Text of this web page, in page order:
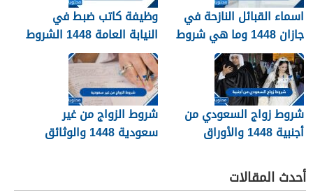
اسماء القبائل النازحة في
جازان 1448 وما هي شروط
تجنيسها
وظيفة كاتب ضبط في
النيابة العامة 1448 الشروط
وطريقة التقديم
شروط زواج السعودي من
أجنبية 1448 والأوراق
شروط الزواج من غير
سعودية 1448 والوثائق
أحدث المقالات